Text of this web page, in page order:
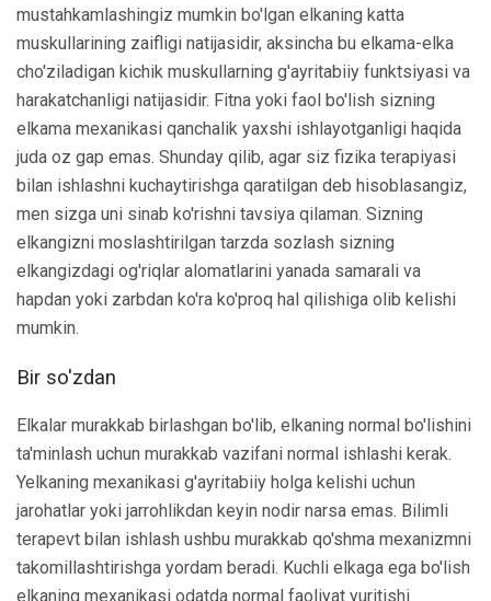
mustahkamlashingiz mumkin bo'lgan elkaning katta
muskullarining zaifligi natijasidir, aksincha bu elkama-elka
cho'ziladigan kichik muskullarning g'ayritabiiy funktsiyasi va
harakatchanligi natijasidir. Fitna yoki faol bo'lish sizning
elkama mexanikasi qanchalik yaxshi ishlayotganligi haqida
juda oz gap emas. Shunday qilib, agar siz fizika terapiyasi
bilan ishlashni kuchaytirishga qaratilgan deb hisoblasangiz,
men sizga uni sinab ko'rishni tavsiya qilaman. Sizning
elkangizni moslashtirilgan tarzda sozlash sizning
elkangizdagi og'riqlar alomatlarini yanada samarali va
hapdan yoki zarbdan ko'ra ko'proq hal qilishiga olib kelishi
mumkin.
Bir so'zdan
Elkalar murakkab birlashgan bo'lib, elkaning normal bo'lishini
ta'minlash uchun murakkab vazifani normal ishlashi kerak.
Yelkaning mexanikasi g'ayritabiiy holga kelishi uchun
jarohatlar yoki jarrohlikdan keyin nodir narsa emas. Bilimli
terapevt bilan ishlash ushbu murakkab qo'shma mexanizmni
takomillashtirishga yordam beradi. Kuchli elkaga ega bo'lish
elkaning mexanikasi odatda normal faoliyat yuritishi